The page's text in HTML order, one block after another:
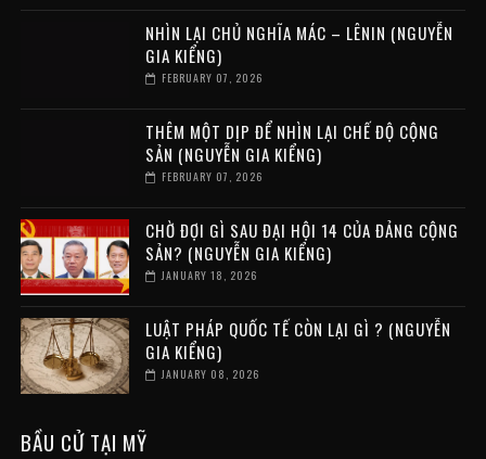
NHÌN LẠI CHỦ NGHĨA MÁC – LÊNIN (NGUYỄN
GIA KIỂNG)
FEBRUARY 07, 2026
THÊM MỘT DỊP ĐỂ NHÌN LẠI CHẾ ĐỘ CỘNG
SẢN (NGUYỄN GIA KIỂNG)
FEBRUARY 07, 2026
CHỜ ĐỢI GÌ SAU ĐẠI HỘI 14 CỦA ĐẢNG CỘNG
SẢN? (NGUYỄN GIA KIỂNG)
JANUARY 18, 2026
LUẬT PHÁP QUỐC TẾ CÒN LẠI GÌ ? (NGUYỄN
GIA KIỂNG)
JANUARY 08, 2026
BẦU CỬ TẠI MỸ